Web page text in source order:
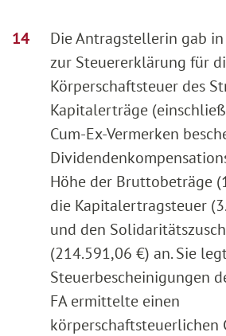
Die Antragstellerin gab
zur Steuererklärung für
Körperschaftsteuer des
Kapitalerträge
Cum-Ex-Vermerken
Höhe der Bruttobeträge
die Kapitalertragsteuer
und den
(214.591,06 €) an. Sie
Steuerbescheinigungen
FA ermittelte einen
körperschaftsteuerlichen